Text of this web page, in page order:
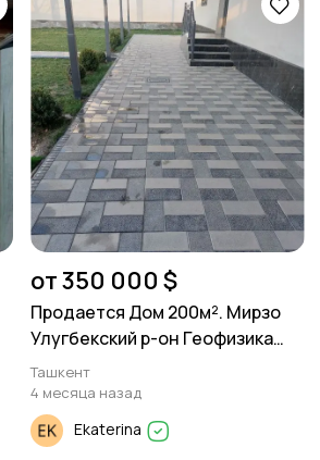
от 350 000 $
Продается Дом 200м². Мирзо
Улугбекский р-он Геофизика
махалля Заковат. 6 соток.
Ташкент
4 месяца назад
Ekaterina